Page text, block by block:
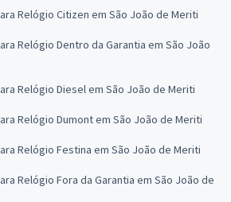
Relógio Citizen em São João de Meriti
Relógio Dentro da Garantia em São João
Relógio Diesel em São João de Meriti
Relógio Dumont em São João de Meriti
Relógio Festina em São João de Meriti
Relógio Fora da Garantia em São João de